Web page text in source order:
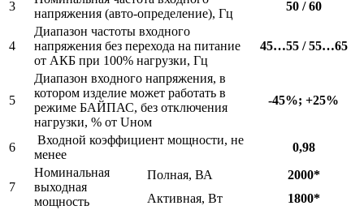
3
напряжения (авто-определение), Гц
50 / 60
4
Диапазон частоты входного
напряжения без перехода на питание
от АКБ при 100% нагрузки, Гц
45…55 / 55…65
5
Диапазон входного напряжения, в
котором изделие может работать в
режиме БАЙПАС, без отключения
нагрузки, % от Uном
-45%; +25%
6
Входной коэффициент мощности, не
менее
0,98
7
Номинальная
выходная
мощность
Полная, ВА
2000*
Активная, Вт
1800*